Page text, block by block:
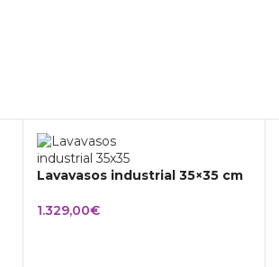
Lavavasos industrial 35×35 cm
1.329,00€